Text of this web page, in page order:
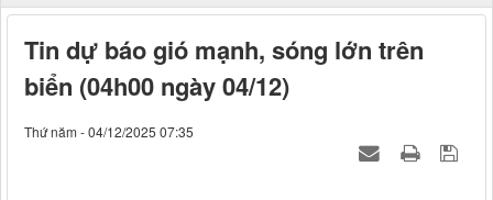
Tin dự báo gió mạnh, sóng lớn trên
biển (04h00 ngày 04/12)
Thứ năm - 04/12/2025 07:35